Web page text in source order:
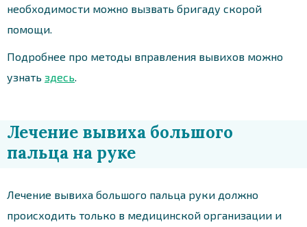
необходимости можно вызвать бригаду скорой
помощи.
Подробнее про методы вправления вывихов можно
узнать здесь.
Лечение вывиха большого
пальца на руке
Лечение вывиха большого пальца руки должно
происходить только в медицинской организации и